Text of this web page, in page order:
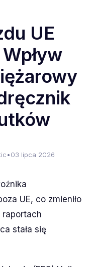
UE
•03 lipca 2026
UE, co zmieniło
stała się